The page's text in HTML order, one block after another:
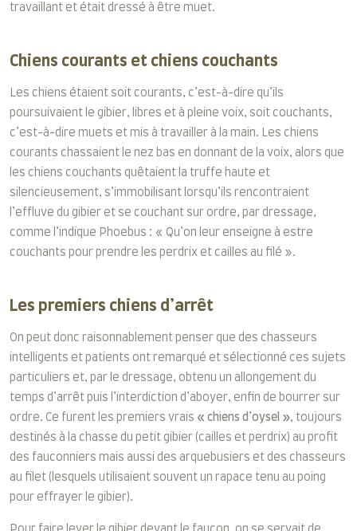
travaillant et était dressé à être muet.
Chiens courants et chiens couchants
Les chiens étaient soit courants, c’est-à-dire qu’ils
poursuivaient le gibier, libres et à pleine voix, soit couchants,
c’est-à-dire muets et mis à travailler à la main. Les chiens
courants chassaient le nez bas en donnant de la voix, alors que
les chiens couchants quêtaient la truffe haute et
silencieusement, s’immobilisant lorsqu’ils rencontraient
l’effluve du gibier et se couchant sur ordre, par dressage,
comme l’indique Phoebus : « Qu’on leur enseigne à estre
couchants pour prendre les perdrix et cailles au filé ».
Les premiers chiens d’arrêt
On peut donc raisonnablement penser que des chasseurs
intelligents et patients ont remarqué et sélectionné ces sujets
particuliers et, par le dressage, obtenu un allongement du
temps d’arrêt puis l’interdiction d’aboyer, enfin de bourrer sur
ordre. Ce furent les premiers vrais « chiens d’oysel », toujours
destinés à la chasse du petit gibier (cailles et perdrix) au profit
des fauconniers mais aussi des arquebusiers et des chasseurs
au filet (lesquels utilisaient souvent un rapace tenu au poing
pour effrayer le gibier).